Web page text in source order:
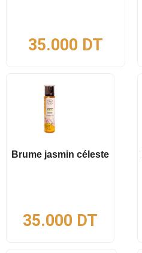
35.000 DT
Brume jasmin céleste
35.000 DT